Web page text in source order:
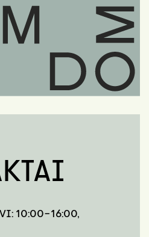
10:00-16:00,